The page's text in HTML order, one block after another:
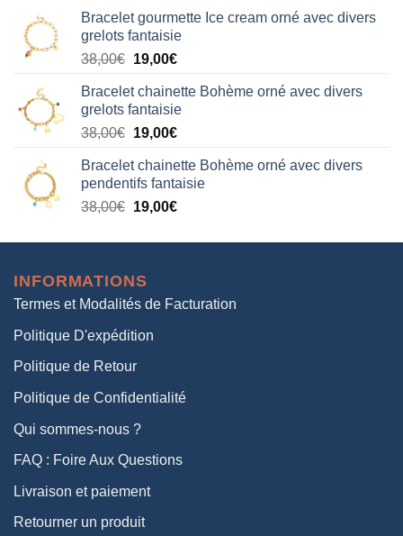
initial
était :
38,00€.
actuel
est :
19,00€.
Bracelet gourmette Ice cream orné avec divers
grelots fantaisie
38,00€ Le
initial
était :
38,00€.
19,00€Le
actuel
est :
19,00€.
Bracelet chainette Bohème orné avec divers
grelots fantaisie
38,00€ Le
initial
était :
38,00€.
19,00€Le
actuel
est :
19,00€.
Bracelet chainette Bohème orné avec divers
pendentifs fantaisie
38,00€ Le
initial
38,00€.
19,00€Le
actuel
INFORMATIONS
Termes et Modalités de Facturation
Politique D'expédition
Politique de Retour
Politique de Confidentialité
Qui sommes-nous ?
FAQ : Foire Aux Questions
Livraison et paiement
Retourner un produit